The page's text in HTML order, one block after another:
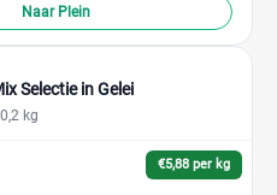
Naar Plein
Selectie in Gelei
kg
€5,88 per kg